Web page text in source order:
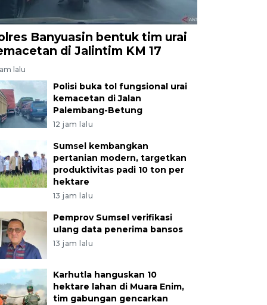
Banyuasin bentuk tim urai
di Jalintim KM 17
lalu
Polisi buka tol fungsional urai
kemacetan di Jalan
Palembang-Betung
12 jam lalu
Sumsel kembangkan
pertanian modern, targetkan
produktivitas padi 10 ton per
hektare
13 jam lalu
Pemprov Sumsel verifikasi
ulang data penerima bansos
13 jam lalu
Karhutla hanguskan 10
hektare lahan di Muara Enim,
tim gabungan gencarkan